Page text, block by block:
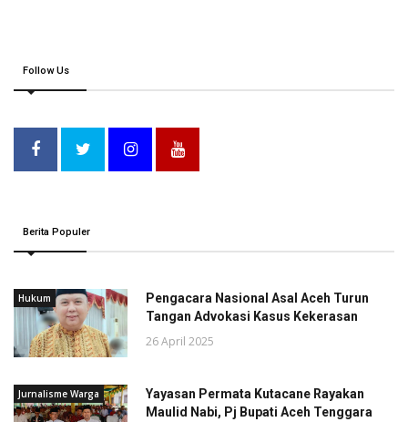
Follow Us
Berita Populer
Hukum
Pengacara Nasional Asal Aceh Turun
Tangan Advokasi Kasus Kekerasan
26 April 2025
Jurnalisme Warga
Yayasan Permata Kutacane Rayakan
Maulid Nabi, Pj Bupati Aceh Tenggara